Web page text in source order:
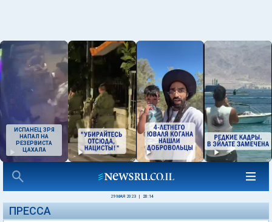
ИСПАНЕЦ ЗРЯ
НАПАЛ НА
РЕЗЕРВИСТА
ЦАХАЛА
29 МАЯ 2023 20:14
ПРЕССА